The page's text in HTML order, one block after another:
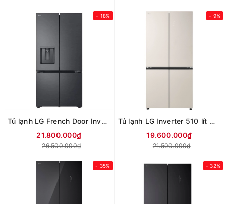
- 18%
Tủ lạnh LG French Door Inverter 607 Lít Multi Door F61BMD
21.800.000₫
26.500.000₫
- 9%
Tủ lạnh LG Inverter 510 lít Multi Door F51EG
19.600.000₫
21.500.000₫
- 35% - 32%